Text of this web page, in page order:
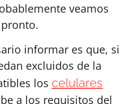
veamos
informar es que, si
excluidos de la
los celulares
a los requisitos del